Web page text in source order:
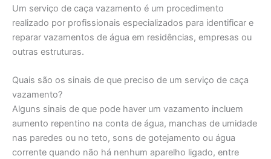
Um serviço de caça vazamento é um procedimento
realizado por profissionais especializados para identificar e
reparar vazamentos de água em residências, empresas ou
outras estruturas.
Quais são os sinais de que preciso de um serviço de caça
vazamento?
Alguns sinais de que pode haver um vazamento incluem
aumento repentino na conta de água, manchas de umidade
nas paredes ou no teto, sons de gotejamento ou água
corrente quando não há nenhum aparelho ligado, entre